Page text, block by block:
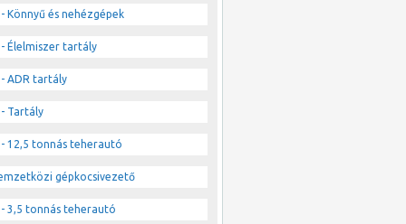
- Könnyű és nehézgépek
- Élelmiszer tartály
- ADR tartály
- Tartály
- 12,5 tonnás teherautó
gépkocsivezető
- 3,5 tonnás teherautó